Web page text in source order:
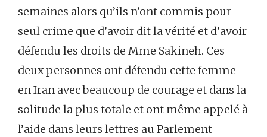
semaines alors qu’ils n’ont commis pour
seul crime que d’avoir dit la vérité et d’avoir
défendu les droits de Mme Sakineh. Ces
deux personnes ont défendu cette femme
en Iran avec beaucoup de courage et dans la
solitude la plus totale et ont même appelé à
l’aide dans leurs lettres au Parlement